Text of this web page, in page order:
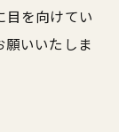
目を向けてい
願いいたしま